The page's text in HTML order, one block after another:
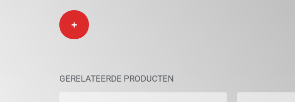
+
GERELATEERDE PRODUCTEN